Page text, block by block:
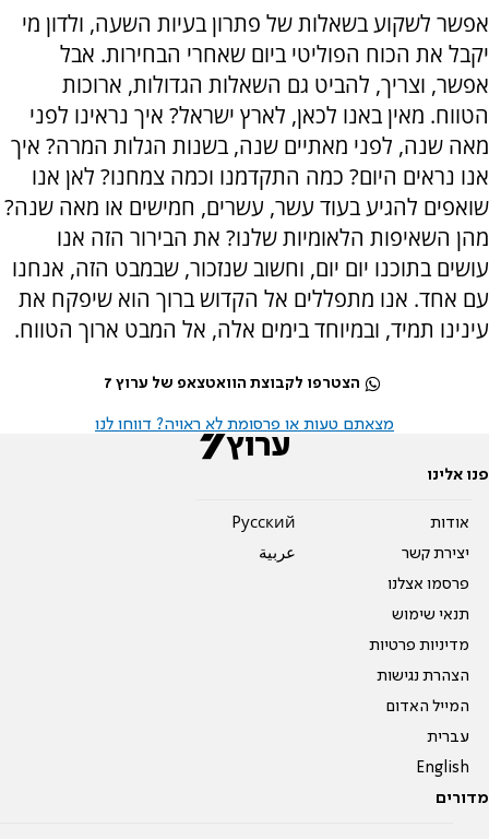
אפשר לשקוע בשאלות של פתרון בעיות השעה, ולדון מי
יקבל את הכוח הפוליטי ביום שאחרי הבחירות. אבל
אפשר, וצריך, להביט גם השאלות הגדולות, ארוכות
הטווח. מאין באנו לכאן, לארץ ישראל? איך נראינו לפני
מאה שנה, לפני מאתיים שנה, בשנות הגלות המרה? איך
אנו נראים היום? כמה התקדמנו וכמה צמחנו? לאן אנו
שואפים להגיע בעוד עשר, עשרים, חמישים או מאה שנה?
מהן השאיפות הלאומיות שלנו? את הבירור הזה אנו
עושים בתוכנו יום יום, וחשוב שנזכור, שבמבט הזה, אנחנו
עם אחד. אנו מתפללים אל הקדוש ברוך הוא שיפקח את
עינינו תמיד, ובמיוחד בימים אלה, אל המבט ארוך הטווח.
הצטרפו לקבוצת הוואטצאפ של ערוץ 7
מצאתם טעות או פרסומת לא ראויה? דווחו לנו
פנו אלינו
אודות
יצירת קשר
פרסמו אצלנו
תנאי שימוש
מדיניות פרטיות
הצהרת נגישות
המייל האדום
עברית
English
Pусский
عربية
מדורים